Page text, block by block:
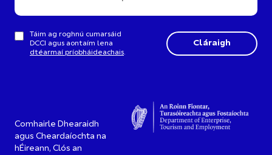
Táim ag roghnú cumarsáid
DCCI agus aontaím lena
dtéarmaí príobháideachais.
Comhairle Dhearaidh
agus Cheardaíochta na
hÉireann, Clós an